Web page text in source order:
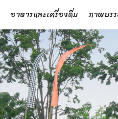
อาหารและเครื่องดื่ม ภาพบร